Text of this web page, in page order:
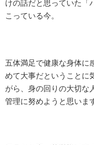
けの話だと思っていた「
こっている今。
五体満足で健康な身体に
めて大事だということに
がら、身の回りの大切な
管理に努めようと思いま